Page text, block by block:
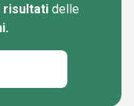
risultati delle